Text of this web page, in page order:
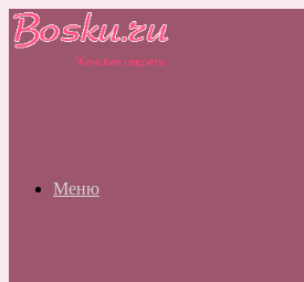
Меню